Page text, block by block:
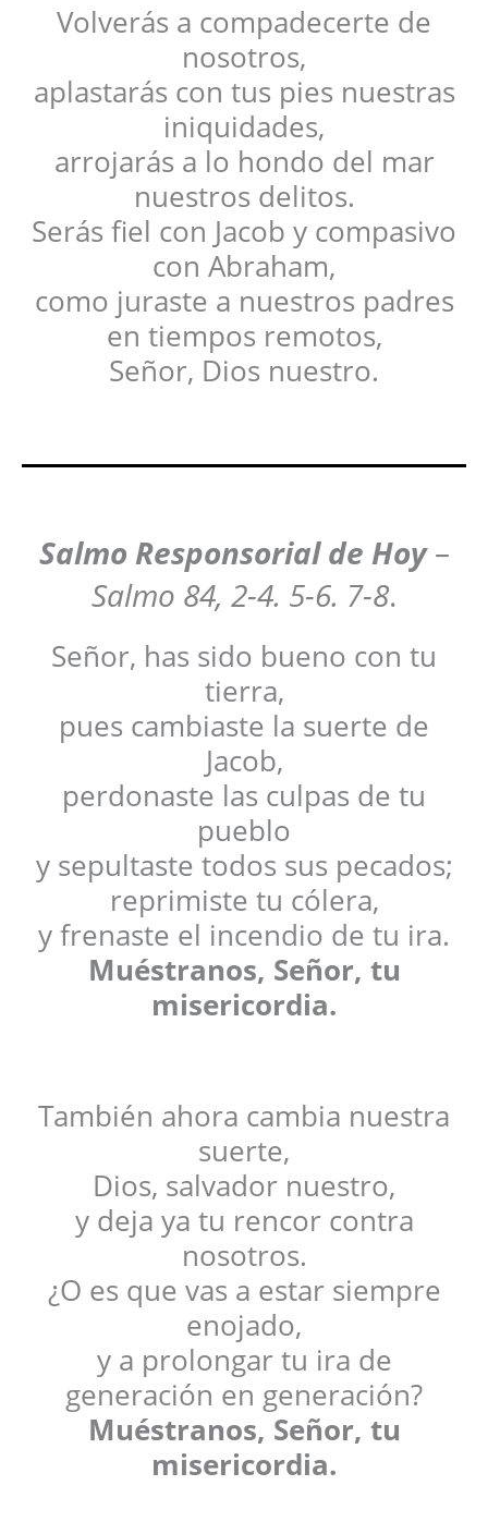
Volverás a compadecerte de
nosotros,
aplastarás con tus pies nuestras
iniquidades,
arrojarás a lo hondo del mar
nuestros delitos.
Serás fiel con Jacob y compasivo
con Abraham,
como juraste a nuestros padres
en tiempos remotos,
Señor, Dios nuestro.
Salmo Responsorial de Hoy –
Salmo 84, 2-4. 5-6. 7-8.
Señor, has sido bueno con tu
tierra,
pues cambiaste la suerte de
Jacob,
perdonaste las culpas de tu
pueblo
y sepultaste todos sus pecados;
reprimiste tu cólera,
y frenaste el incendio de tu ira.
Muéstranos, Señor, tu
misericordia.
También ahora cambia nuestra
suerte,
Dios, salvador nuestro,
y deja ya tu rencor contra
nosotros.
¿O es que vas a estar siempre
enojado,
y a prolongar tu ira de
generación en generación?
Muéstranos, Señor, tu
misericordia.